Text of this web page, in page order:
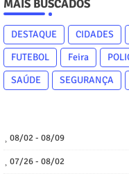
MAIS BUSCADOS
DESTAQUE CIDADES
FUTEBOL
Feira
SAÚDE
SEGURANÇA
08/02 - 08/09
07/26 - 08/02